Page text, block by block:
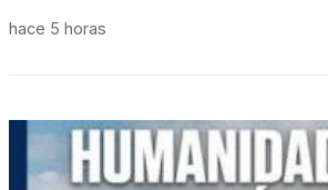
hace 5 horas